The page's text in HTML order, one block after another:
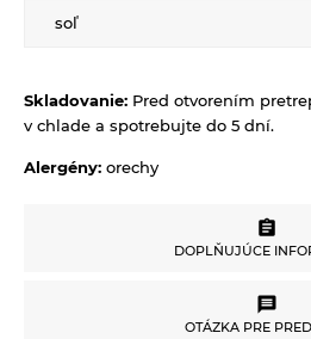
Semienka na nakličovanie
Tyčinky, sušienky, oplátky
Dr.Popov - rôzne
Éterické oleje na kulinárske účely
soľ
Skladovanie: Pred otvorením
v chlade a spotrebujte do 5 dní.
Alergény: orechy
DOPLŇUJÚCE
DOPLŇUJÚCE
OTÁZKA PRE